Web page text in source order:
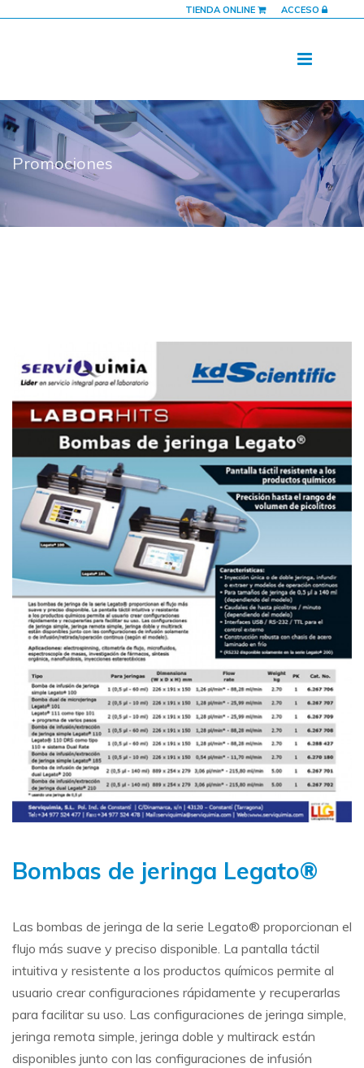
TIENDA ONLINE ACCESO
Promociones
Bombas de jeringa Legato®
Las bombas de jeringa de la serie Legato® proporcionan el
flujo más suave y preciso disponible. La pantalla táctil
intuitiva y resistente a los productos químicos permite al
usuario crear configuraciones rápidamente y recuperarlas
para facilitar su uso. Las configuraciones de jeringa simple,
jeringa remota simple, jeringa doble y multirack están
disponibles junto con las configuraciones de infusión